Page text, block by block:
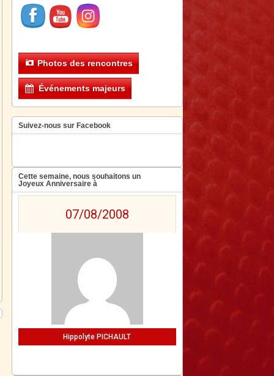
Photos des rencontres
Événements majeurs
Suivez-nous sur Facebook
Cette semaine, nous souhaitons un
Joyeux Anniversaire à
07/08/2008
Hippolyte PICHAULT